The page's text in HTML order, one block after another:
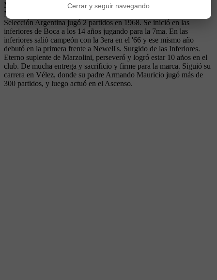
Marcador de Punta. Ganó 5 títulos (Copa Argentina 1969,
Nacionales 1969, 1970 y 1976, Metropolitano 1976). Con la
Selección Argentina jugó 2 partidos en 1968. Se inició en las
inferiores de Boca a los 14 años jugando para la 7ma. En las
inferiores salió campeón con la 3era en el '66 y ese mismo año
debutó en la primera frente a Newell's. Surgido de las Inferiores.
Eterno suplente de Marzolini, perseveró y logró estar 10 años en el
club. De mucha entrega y sacrificio y firme para la marca. Siguió su
carrera en Vélez, donde su padre Armando Mauricio jugó más de
300 partidos, y luego actuó en el Ascenso.
Cerrar y seguir navegando